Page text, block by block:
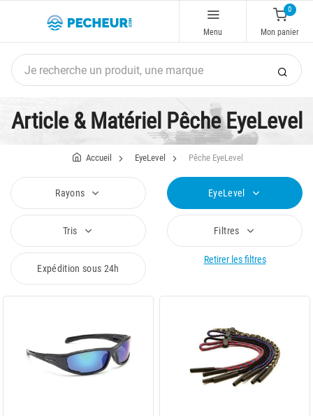
Menu
0
Mon panier
Article & Matériel Pêche EyeLevel
Accueil EyeLevel Pêche EyeLevel
Rayons EyeLevel
Tris Filtres
Expédition sous 24h
Retirer les filtres